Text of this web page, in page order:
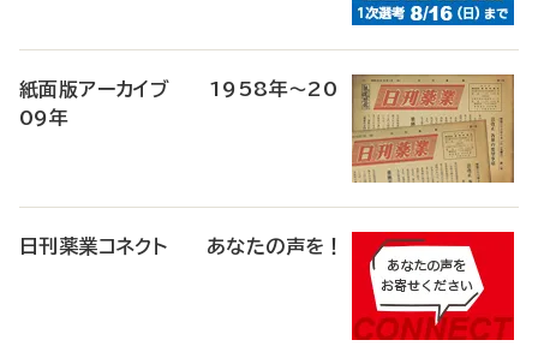
紙面版アーカイブ 1958年～20
09年
日刊薬業コネクト あなたの声を！